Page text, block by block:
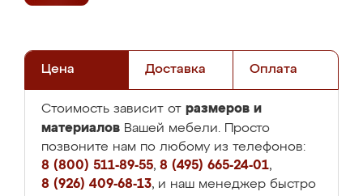
Цена Доставка Оплата
Стоимость зависит от размеров и
материалов Вашей мебели. Просто
позвоните нам по любому из телефонов:
8 (800) 511-89-55, 8 (495) 665-24-01,
8 (926) 409-68-13, и наш менеджер быстро